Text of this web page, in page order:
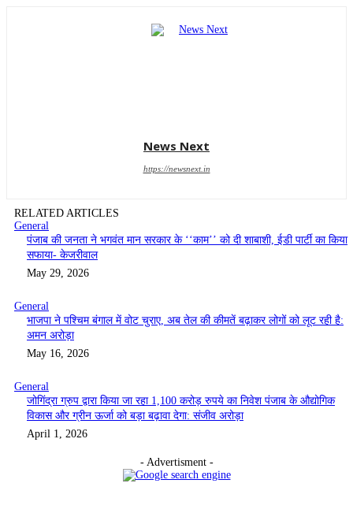
News Next
https://newsnext.in
RELATED ARTICLES
General
पंजाब की जनता ने भगवंत मान सरकार के ‘‘काम’’ को दी शाबाशी, ईडी पार्टी का किया
सफाया- केजरीवाल
May 29, 2026
General
भाजपा ने पश्चिम बंगाल में वोट चुराए, अब तेल की कीमतें बढ़ाकर लोगों को लूट रही है:
अमन अरोड़ा
May 16, 2026
General
जोगिंद्रा ग्रुप द्वारा किया जा रहा 1,100 करोड़ रुपये का निवेश पंजाब के औद्योगिक
विकास और ग्रीन ऊर्जा को बड़ा बढ़ावा देगा: संजीव अरोड़ा
April 1, 2026
- Advertisment -